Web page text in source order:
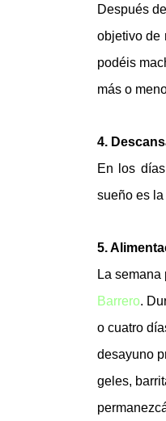
Después
objetivo de
podéis
más o
4.
En los
sueño es la
5.
La
Barrero.
o cuatro
desayuno
geles,